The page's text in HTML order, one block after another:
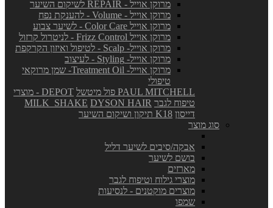
מרוקן אוייל - REPAIR לשיקום השיער
מרוקן אוייל - Volume - להענקת נפח
מרוקן אוייל Color Care - לשיער צבוע
מרוקן אוייל Frizz Control - לניטרול קרזול
מרוקן אוייל- Scalp - לטיפול ואיזון הקרקפת
מרוקן אוייל- Styling - לעיצוב
מרוקן אוייל- Treatment Oil- שמן מרוקאי
טיפולי
PAUL MITCHELL פול מיטשל
DEPOT - מוצרי
טיפוח לגבר
MILK_SHAKE DYSON HAIR
דייסון K18 תיקון ושיקום השיער
סוג מוצר
אבקה/סיבים לשיער דליל
בושם לשיער
מארזים
מוצרי גילוח וטיפוח לגבר
מוצרים מוקטנים - לנסיעות
שמפו